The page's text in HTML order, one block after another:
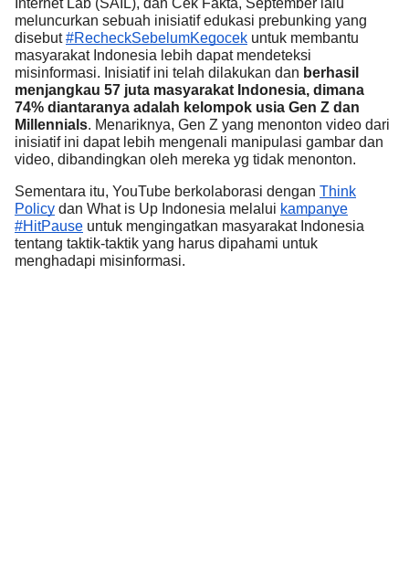
Internet Lab (SAIL), dan Cek Fakta, September lalu
meluncurkan sebuah inisiatif edukasi prebunking yang
disebut#RecheckSebelumKegocek untuk membantu
masyarakat Indonesia lebih dapat mendeteksi
misinformasi. Inisiatif ini telah dilakukan dan berhasil
menjangkau 57 juta masyarakat Indonesia, dimana
74% diantaranya adalah kelompok usia Gen Z dan
Millennials. Menariknya, Gen Z yang menonton video dari
inisiatif ini dapat lebih mengenali manipulasi gambar dan
video, dibandingkan oleh mereka yg tidak menonton.
Sementara itu, YouTube berkolaborasi dengan Think
Policy dan What is Up Indonesia melalui kampanye
#HitPause untuk mengingatkan masyarakat Indonesia
tentang taktik-taktik yang harus dipahami untuk
menghadapi misinformasi.